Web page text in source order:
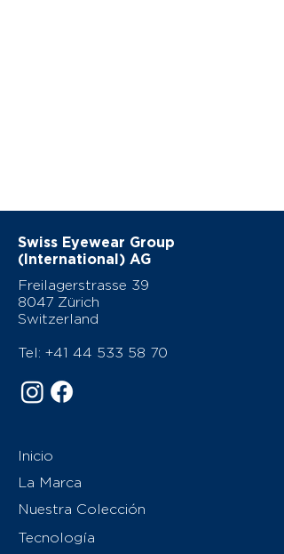
Swiss Eyewear Group
(International) AG
Freilagerstrasse 39
8047 Zürich
Switzerland
Tel: +41 44 533 58 70
Inicio
La Marca
Nuestra Colección
Tecnología